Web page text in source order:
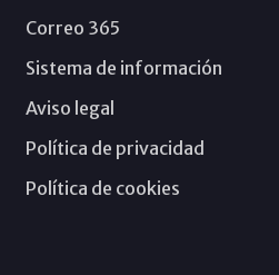
Correo 365
Sistema de información
Aviso legal
Política de privacidad
Política de cookies